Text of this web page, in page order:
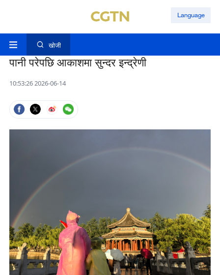
Language
खोजी
पानी परेपछि आकाशमा सुन्दर इन्द्रेणी
10:53:26 2026-06-14